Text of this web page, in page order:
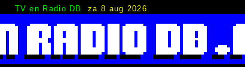
TV en Radio DB za 8 aug 2026